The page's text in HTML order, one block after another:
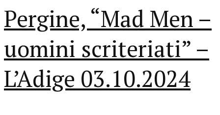
Pergine, “Mad Men –
uomini scriteriati” –
L’Adige 03.10.2024